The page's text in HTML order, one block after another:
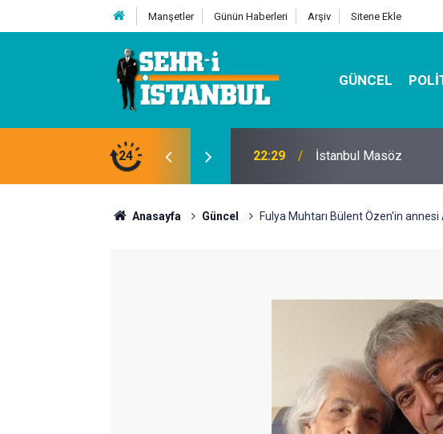
Manşetler Günün Haberleri Arşiv Sitene Ekle
GÜNCEL
24 07:32 Kutu Sihirbazı ile
Anasayfa Güncel Fulya Muhtarı Bülent Özen'in